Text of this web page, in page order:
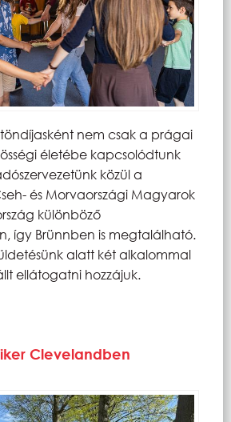
nem csak a prágai
életébe kapcsolódtunk
közül a
és Morvaországi Magyarok
különböző
így Brünnben is megtalálható.
alatt két alkalommal
ellátogatni hozzájuk.
Clevelandben